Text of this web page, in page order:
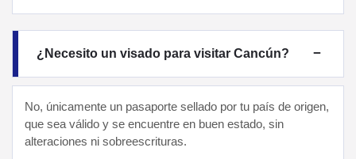
¿Necesito un visado para visitar Cancún?
No, únicamente un pasaporte sellado por tu país de origen,
que sea válido y se encuentre en buen estado, sin
alteraciones ni sobreescrituras.